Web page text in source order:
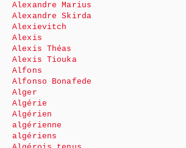
Alexandre Marius
Alexandre Skirda
Alexievitch
Alexis
Alexis Théas
Alexis Tiouka
Alfons
Alfonso Bonafede
Alger
Algérie
Algérien
algérienne
algériens